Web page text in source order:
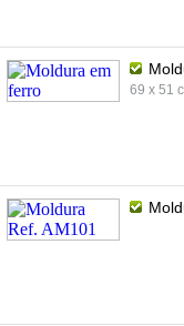
69 x 51